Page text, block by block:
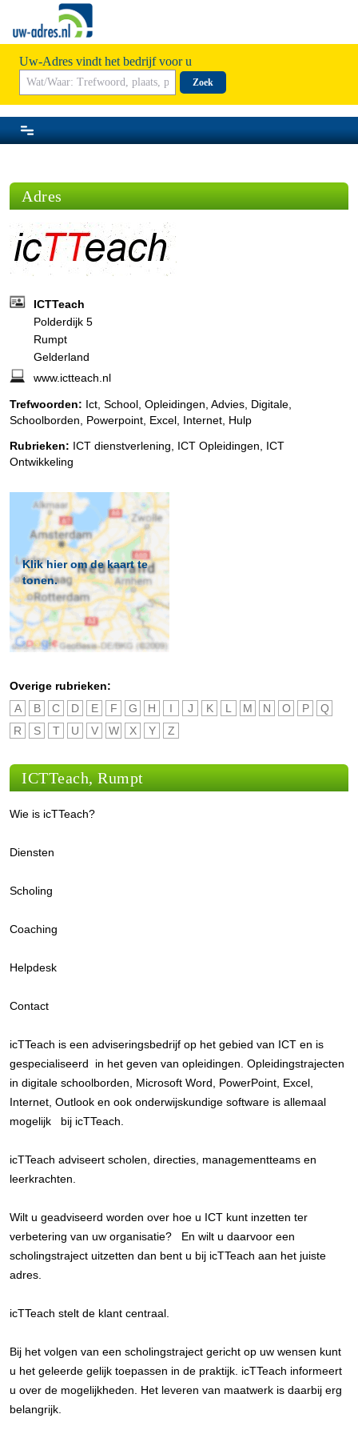
Uw-Adres vindt het bedrijf voor u
Zoek
Adres
ICTTeach
Polderdijk 5
Rumpt
Gelderland
www.ictteach.nl
Trefwoorden: Ict, School, Opleidingen, Advies, Digitale,
Schoolborden, Powerpoint, Excel, Internet, Hulp
Rubrieken: ICT dienstverlening ICT Opleidingen
ICT
Ontwikkeling
Klik hier om de kaart te
tonen.
Overige rubrieken:
A
B C D E F G H I J K L M N O P
Q
R
S T U V W X Y Z
ICTTeach, Rumpt
Wie is icTTeach?
Diensten
Scholing
Coaching
Helpdesk
Contact
icTTeach is een adviseringsbedrijf op het gebied van ICT en is
gespecialiseerd in het geven van opleidingen. Opleidingstrajecten
in digitale schoolborden, Microsoft Word, PowerPoint, Excel,
Internet, Outlook en ook onderwijskundige software is allemaal
mogelijk bij icTTeach.
icTTeach adviseert scholen, directies, managementteams en
leerkrachten.
Wilt u geadviseerd worden over hoe u ICT kunt inzetten ter
verbetering van uw organisatie? En wilt u daarvoor een
scholingstraject uitzetten dan bent u bij icTTeach aan het juiste
adres.
icTTeach stelt de klant centraal.
Bij het volgen van een scholingstraject gericht op uw wensen kunt
u het geleerde gelijk toepassen in de praktijk. icTTeach informeert
u over de mogelijkheden. Het leveren van maatwerk is daarbij erg
belangrijk.